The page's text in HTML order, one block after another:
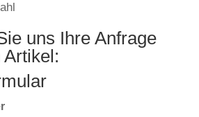
uns Ihre Anfrage